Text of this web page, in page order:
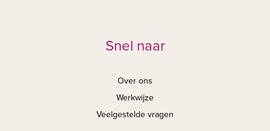
Snel naar
Over ons
Werkwijze
Veelgestelde vragen